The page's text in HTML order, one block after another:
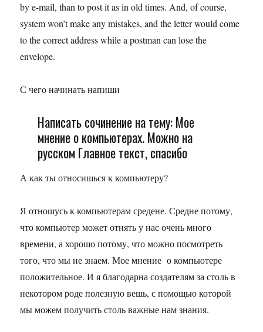
by e-mail, than to post it as in old times. And, of course,
system won’t make any mistakes, and the letter would come
to the correct address while a postman can lose the
envelope.
С чего начинать напиши
Написать сочинение на тему: Мое
мнение о компьютерах. Можно на
русском Главное текст, спасибо
А как ты относишься к компьютеру?
Я отношусь к компьютерам средене. Средне потому,
что компьютер может отнять у нас очень много
времени, а хорошо потому, что можно посмотреть
того, что мы не знаем. Мое мнение о компьютере
положительное. И я благодарна создателям за столь в
некотором роде полезную вешь, с помощью которой
мы можем получить столь важные нам знания.